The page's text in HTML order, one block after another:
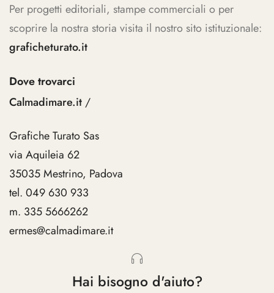
Per progetti editoriali, stampe commerciali o per
scoprire la nostra storia visita il nostro sito istituzionale:
graficheturato.it
Dove trovarci
Calmadimare.it /
Grafiche Turato Sas
via Aquileia 62
35035 Mestrino, Padova
tel. 049 630 933
m. 335 5666262
ermes@calmadimare.it
Hai bisogno d'aiuto?